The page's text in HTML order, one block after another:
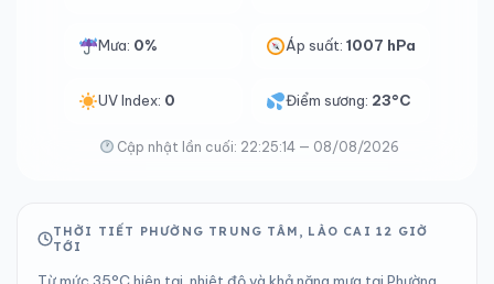
Mưa: 0% Áp suất:1007 hPa
UV Index: 0 Điểm sương: 23°C
Cập nhật lần cuối: 22:25:14 — 08/08/2026
THỜI TIẾT PHƯỜNG TRUNG TÂM, LÀO CAI 12 GIỜ
TỚI